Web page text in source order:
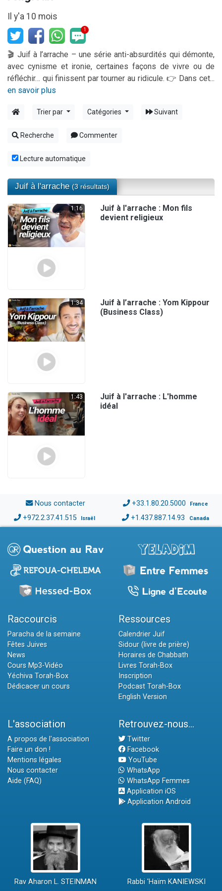
Il reste 49 places pour étudier en groupe sur Zoom
12 nouvelles musiques dans Torah-Box Music
2 personnes viennent de nous rejoindre sur WhatsApp
Il y'a 10 mois
1
🎬 Juif à l’arrache – une série anti-absurdités qui démonte,
avec cynisme et ironie, certaines façons de vivre ou de
réfléchir… qui finissent par tourner au ridicule. 👉 Dans cet...
en savoir plus
Trier par Catégories Suivant
Recherche Commenter
Lecture automatique
Juif à l'arrache (3 résultats)
1:16
Juif à l'arrache : Mon fils
devient religieux
1:34
Juif à l’arrache : Yom Kippour
(Business Class)
1:43
Juif à l'arrache : L'homme
idéal
Nous contacter +33.1.80.20.5000 France
+972.2.37.41.515 Israël +1.437.887.14.93 Canada
Raccourcis
Paracha de la semaine
Fêtes Juives
News
Cours Mp3-Vidéo
Yéchiva Torah-Box
Dédicacer un cours
Ressources
Calendrier Juif
Sidour (livre de prière)
Horaires de Chabbath
Livres Torah-Box
Inscription
Podcast Torah-Box
English Version
L'association
A propos de l'association
Faire un don !
Mentions légales
Nous contacter
Aide (FAQ)
Retrouvez-nous...
Twitter
Facebook
YouTube
WhatsApp
WhatsApp Femmes
Application iOS
Application Android
Rav Aharon L. STEINMAN Rabbi 'Haïm KANIEWSKI